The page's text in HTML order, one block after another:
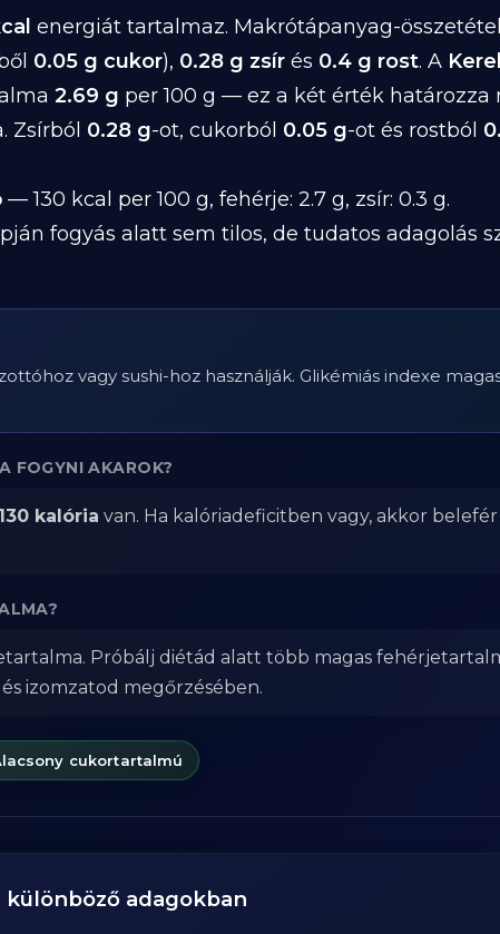
energiát tartalmaz. Makrótápanyag-
0.05 g cukor), 0.28 g zsír és 0.4 g rost. A
2.69 g per 100 g — ez a két érték határozza
Zsírból 0.28 g-ot, cukorból 0.05 g-ot és rostból
— 130 kcal per 100 g, fehérje: 2.7 g, zsír: 0.3 g.
fogyás alatt sem tilos, de tudatos adagolás
vagy sushi-hoz használják. Glikémiás indexe
FOGYNI AKAROK?
130 kalória van. Ha kalóriadeficitben vagy, akkor
Próbálj diétád alatt több magas
izomzatod megőrzésében.
cukortartalmú
adagokban